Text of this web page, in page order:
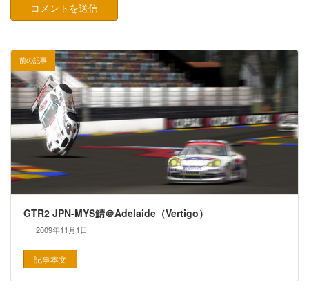
前の記事
GTR2 JPN-MYS鯖＠Adelaide（Vertigo）
2009年11月1日
記事本文